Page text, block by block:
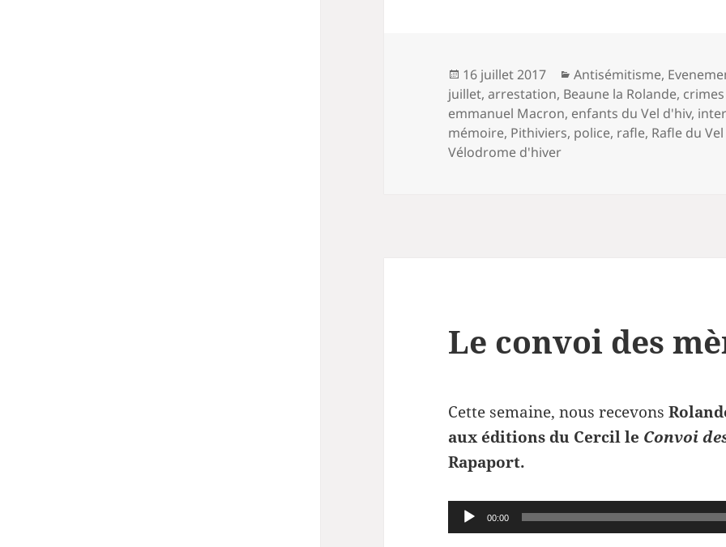
Publié
le
16 juillet 2017 Catégories
Antisémitisme,
juillet,arrestation, Beaune la Rolande,
emmanuel Macron, enfants du Vel d'hiv,
mémoire, Pithiviers, police, rafle, Rafle du
Vélodrome d'hiver
Le convoi des
Cette semaine, nous recevons
aux éditions du Cercil le Convoi
Rapaport.
Lecteur
audio
00:00